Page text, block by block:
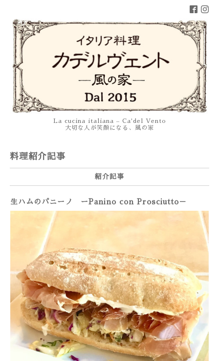
La cucina italiana – Ca'del Vento
大切な人が笑顔になる、風の家
料理紹介記事
紹介記事
生ハムのパニーノ ーPanino con Prosciutto－